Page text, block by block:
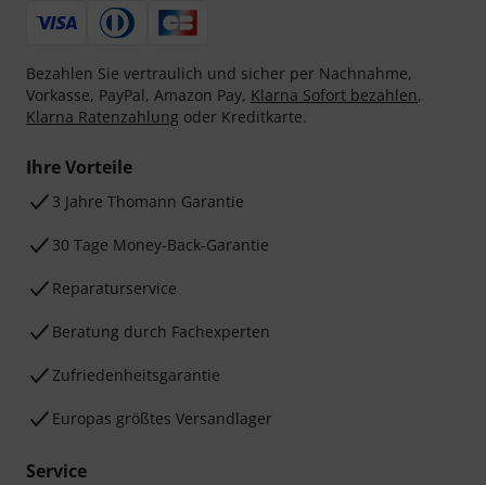
Bezahlen Sie vertraulich und sicher per Nachnahme,
Vorkasse, PayPal, Amazon Pay, Klarna Sofort bezahlen,
Klarna Ratenzahlung oder Kreditkarte.
Ihre Vorteile
3 Jahre Thomann Garantie
30 Tage Money-Back-Garantie
Reparaturservice
Beratung durch Fachexperten
Zufriedenheitsgarantie
Europas größtes Versandlager
Service